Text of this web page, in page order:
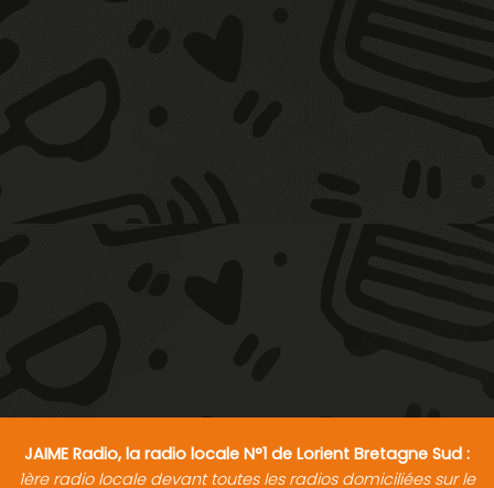
JAIME Radio, la radio locale N°1 de Lorient Bretagne Sud :
1ère radio locale devant toutes les radios domiciliées sur le